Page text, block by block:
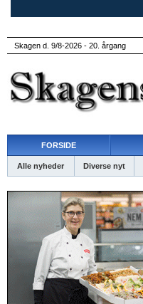
Skagen d. 9/8-2026 - 20. årgang
FORSIDE
Alle nyheder Diverse nyt